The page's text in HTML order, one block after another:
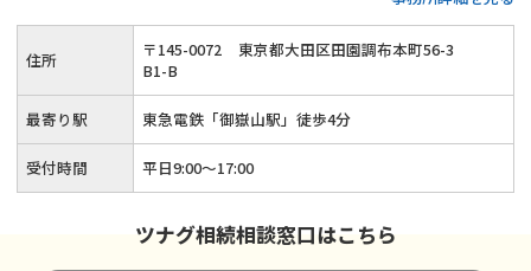
住所 〒145-0072
東京都大田区田園調布本町56-3
B1-B
最寄り駅 東急電鉄「御嶽山駅」徒歩4分
受付時間 平日9:00〜17:00
ツナグ相続相談窓口はこちら